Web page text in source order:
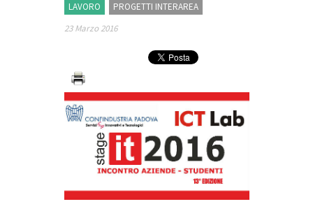
LAVORO
PROGETTI INTERAREA
23 Marzo 2016